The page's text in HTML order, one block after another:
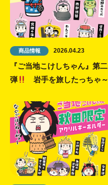
商品情報 2026.04.23
『ご当地こけしちゃん』第二
弾
岩手を旅したっちゃ～